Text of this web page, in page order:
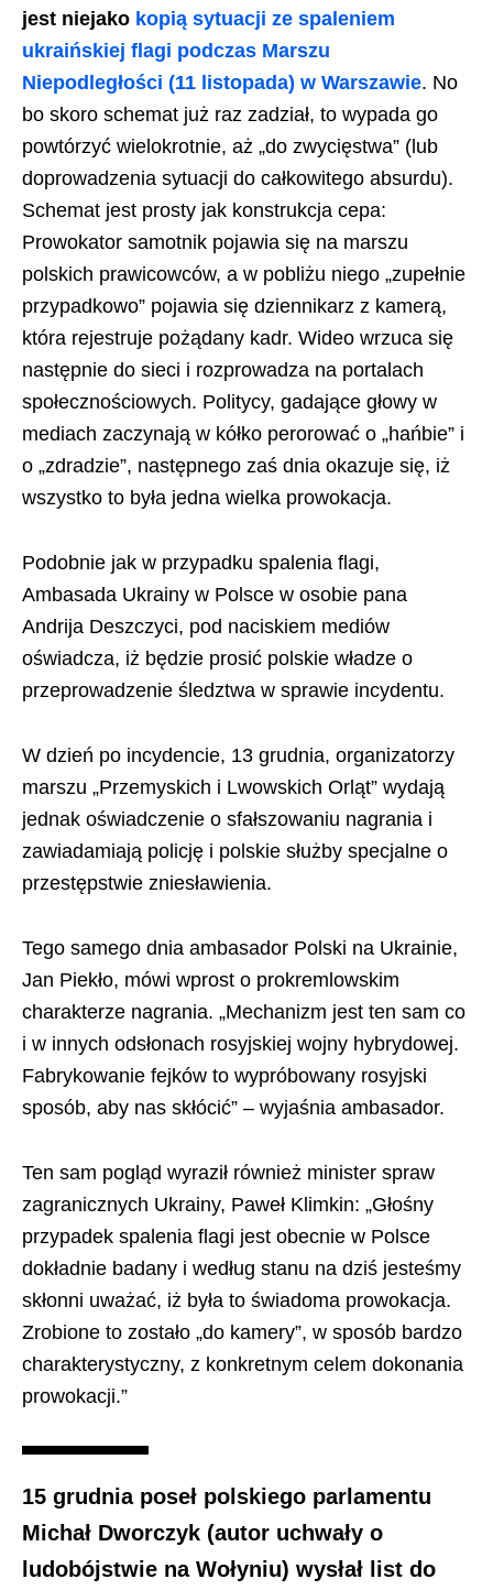
jest niejako kopią sytuacji ze spaleniem
ukraińskiej flagi podczas Marszu
Niepodległości (11 listopada) w Warszawie. No
bo skoro schemat już raz zadział, to wypada go
powtórzyć wielokrotnie, aż „do zwycięstwa” (lub
doprowadzenia sytuacji do całkowitego absurdu).
Schemat jest prosty jak konstrukcja cepa:
Prowokator samotnik pojawia się na marszu
polskich prawicowców, a w pobliżu niego „zupełnie
przypadkowo” pojawia się dziennikarz z kamerą,
która rejestruje pożądany kadr. Wideo wrzuca się
następnie do sieci i rozprowadza na portalach
społecznościowych. Politycy, gadające głowy w
mediach zaczynają w kółko perorować o „hańbie” i
o „zdradzie”, następnego zaś dnia okazuje się, iż
wszystko to była jedna wielka prowokacja.
Podobnie jak w przypadku spalenia flagi,
Ambasada Ukrainy w Polsce w osobie pana
Andrija Deszczyci, pod naciskiem mediów
oświadcza, iż będzie prosić polskie władze o
przeprowadzenie śledztwa w sprawie incydentu.
W dzień po incydencie, 13 grudnia, organizatorzy
marszu „Przemyskich i Lwowskich Orląt” wydają
jednak oświadczenie o sfałszowaniu nagrania i
zawiadamiają policję i polskie służby specjalne o
przestępstwie zniesławienia.
Tego samego dnia ambasador Polski na Ukrainie,
Jan Piekło, mówi wprost o prokremlowskim
charakterze nagrania. „Mechanizm jest ten sam co
i w innych odsłonach rosyjskiej wojny hybrydowej.
Fabrykowanie fejków to wypróbowany rosyjski
sposób, aby nas skłócić” – wyjaśnia ambasador.
Ten sam pogląd wyraził również minister spraw
zagranicznych Ukrainy, Paweł Klimkin: „Głośny
przypadek spalenia flagi jest obecnie w Polsce
dokładnie badany i według stanu na dziś jesteśmy
skłonni uważać, iż była to świadoma prowokacja.
Zrobione to zostało „do kamery”, w sposób bardzo
charakterystyczny, z konkretnym celem dokonania
prowokacji.”
15 grudnia poseł polskiego parlamentu
Michał Dworczyk (autor uchwały o
ludobójstwie na Wołyniu) wysłał list do